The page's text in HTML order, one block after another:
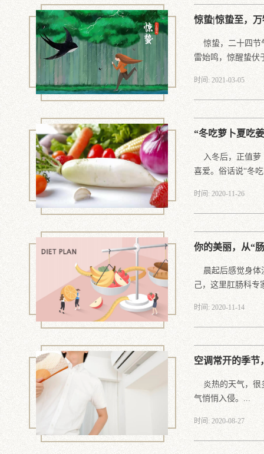
惊蛰|惊蛰至，
惊蛰，二十四节
雷始鸣，惊醒蛰伏
时间: 2021-03-05
“冬吃萝卜夏吃
入冬后，正值萝
喜爱。俗话说“冬
时间: 2020-11-26
你的美丽，从“
晨起后感觉身体
己，这里肛肠科专
时间: 2020-11-14
空调常开的季节
炎热的天气，很
气悄悄入侵。...
时间: 2020-08-27